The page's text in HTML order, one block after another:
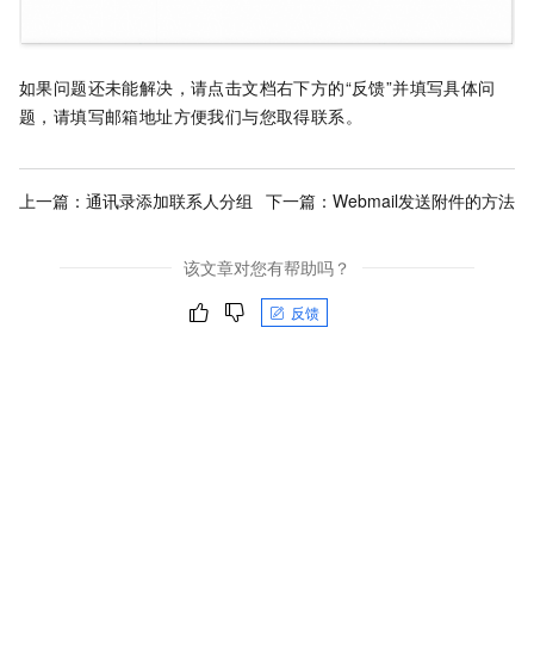
如果问题还未能解决，请点击文档右下方的“反馈”并填写具体问
题，请填写邮箱地址方便我们与您取得联系。
上一篇： 通讯录添加联系人分组 下一篇： Webmail发送附件的方法
该文章对您有帮助吗？
反馈